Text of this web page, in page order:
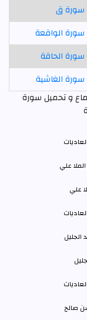
سورة ق
سورة الواقعة
سورة الحاقة
سورة الغاشية
و تحميل سورة
علي